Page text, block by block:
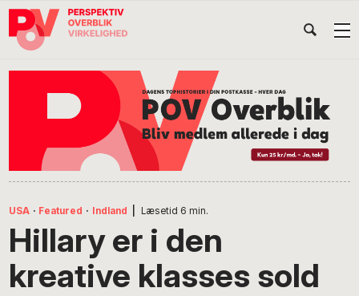
Gå
direkte
Skip
indhold
Gå
direkte
USA · Featured · Indland Læsetid 6 min.
Hillary er i den
kreative klasses sold